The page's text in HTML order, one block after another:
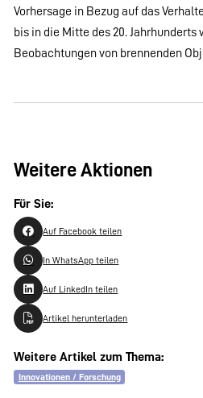
Vorhersage in Bezug auf das
bis in die Mitte des 20. Jahrhunderts
Beobachtungen von brennenden
Weitere Aktionen
Für Sie:
Auf Facebook teilen
In WhatsApp teilen
Auf LinkedIn teilen
Artikel herunterladen
Weitere Artikel zum Thema:
Innovationen / Forschung